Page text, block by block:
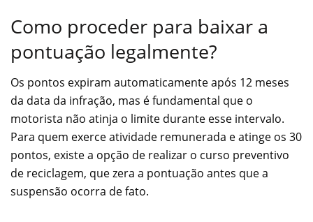
Como proceder para baixar a
pontuação legalmente?
Os pontos expiram automaticamente após 12 meses
da data da infração, mas é fundamental que o
motorista não atinja o limite durante esse intervalo.
Para quem exerce atividade remunerada e atinge os 30
pontos, existe a opção de realizar o curso preventivo
de reciclagem, que zera a pontuação antes que a
suspensão ocorra de fato.